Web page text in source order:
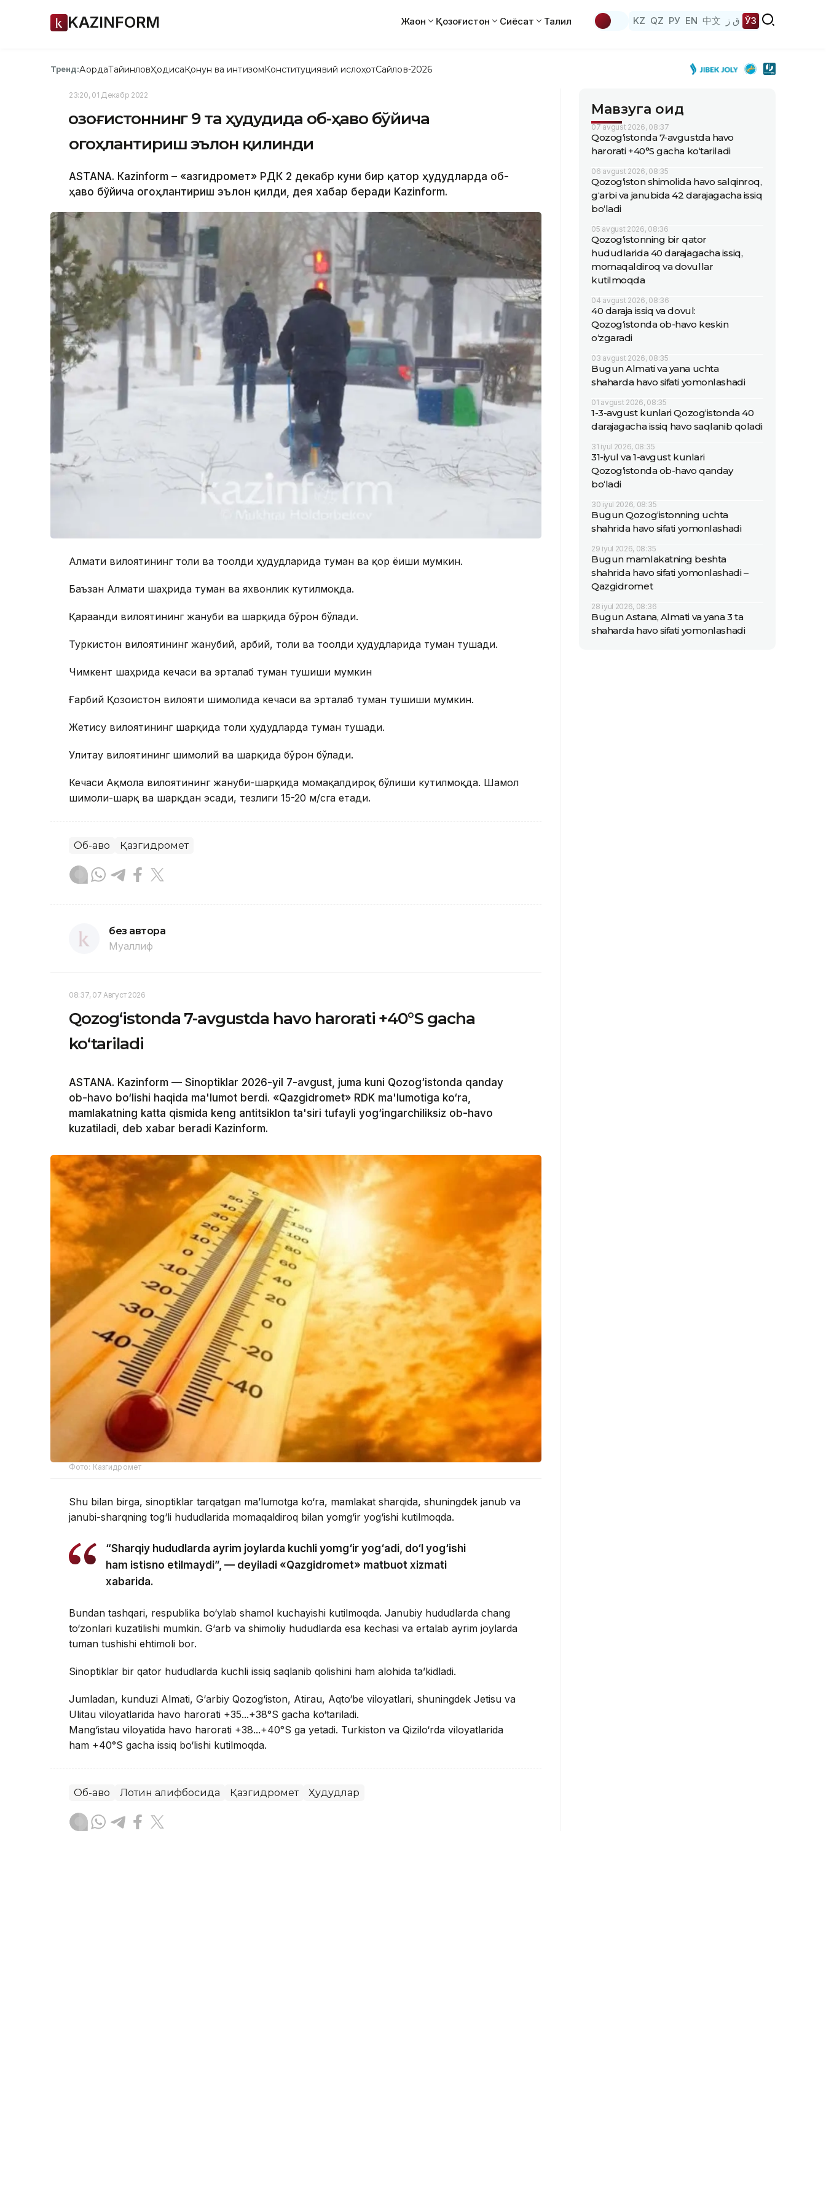
KAZINFORM Жаҳон Қозоғистон Сиёсат Таҳлил KZ QZ РУ EN 中文 ق ز ЎЗ
Тренд:АқордаТайинловҲодисаҚонун ва интизомКонституциявий ислоҳотСайлов-2026
23:20, 01 Декабр 2022
Қозоғистоннинг 9 та ҳудудида об-ҳаво бўйича
огоҳлантириш эълон қилинди
ASTANA. Кazinform – «Қазгидромет» РДК 2 декабр куни бир қатор ҳудудларда об-
ҳаво бўйича огоҳлантириш эълон қилди, дея хабар беради Kazinform.
Алмати вилоятининг тоғли ва тоғолди ҳудудларида туман ва қор ёғиши мумкин.
Баъзан Алмати шаҳрида туман ва яхвонлик кутилмоқда.
Қарағанди вилоятининг жануби ва шарқида бўрон бўлади.
Туркистон вилоятининг жанубий, ғарбий, тоғли ва тоғолди ҳудудларида туман тушади.
Чимкент шаҳрида кечаси ва эрталаб туман тушиши мумкин
Ғарбий Қозоғистон вилояти шимолида кечаси ва эрталаб туман тушиши мумкин.
Жетису вилоятининг шарқида тоғли ҳудудларда туман тушади.
Улитау вилоятининг шимолий ва шарқида бўрон бўлади.
Кечаси Ақмола вилоятининг жануби-шарқида момақалдироқ бўлиши кутилмоқда. Шамол
шимоли-шарқ ва шарқдан эсади, тезлиги 15-20 м/сга етади.
Об-ҳаво Қазгидромет
без автора
Муаллиф
08:37, 07 Август 2026
Qozog‘istonda 7-avgustda havo harorati +40°S gacha
ko‘tariladi
ASTANA. Kazinform — Sinoptiklar 2026-yil 7-avgust, juma kuni Qozog‘istonda qanday
ob-havo bo‘lishi haqida ma'lumot berdi. «Qazgidromet» RDK ma'lumotiga ko‘ra,
mamlakatning katta qismida keng antitsiklon ta'siri tufayli yog‘ingarchiliksiz ob-havo
kuzatiladi, deb xabar beradi Kazinform.
Фото: Казгидромет
Shu bilan birga, sinoptiklar tarqatgan ma’lumotga ko‘ra, mamlakat sharqida, shuningdek janub va
janubi-sharqning tog‘li hududlarida momaqaldiroq bilan yomg‘ir yog‘ishi kutilmoqda.
“Sharqiy hududlarda ayrim joylarda kuchli yomg‘ir yog‘adi, do‘l yog‘ishi
ham istisno etilmaydi”, — deyiladi «Qazgidromet» matbuot xizmati
xabarida.
Bundan tashqari, respublika bo‘ylab shamol kuchayishi kutilmoqda. Janubiy hududlarda chang
to‘zonlari kuzatilishi mumkin. G‘arb va shimoliy hududlarda esa kechasi va ertalab ayrim joylarda
tuman tushishi ehtimoli bor.
Sinoptiklar bir qator hududlarda kuchli issiq saqlanib qolishini ham alohida ta’kidladi.
Jumladan, kunduzi Almati, G‘arbiy Qozog‘iston, Atirau, Aqto‘be viloyatlari, shuningdek Jetisu va
Ulitau viloyatlarida havo harorati +35...+38°S gacha ko‘tariladi.
Mang‘istau viloyatida havo harorati +38...+40°S ga yetadi. Turkiston va Qizilo‘rda viloyatlarida
ham +40°S gacha issiq bo‘lishi kutilmoqda.
Об-ҳаво Лотин алифбосида Қазгидромет Ҳудудлар
Мавзуга оид
07 avgust 2026, 08:37
Qozog‘istonda 7-avgustda havo
harorati +40°S gacha ko‘tariladi
06 avgust 2026, 08:35
Qozog‘iston shimolida havo salqinroq,
g‘arbi va janubida 42 darajagacha issiq
bo‘ladi
05 avgust 2026, 08:36
Qozog‘istonning bir qator
hududlarida 40 darajagacha issiq,
momaqaldiroq va dovullar
kutilmoqda
04 avgust 2026, 08:36
40 daraja issiq va dovul:
Qozog‘istonda ob-havo keskin
o‘zgaradi
03 avgust 2026, 08:35
Bugun Almati va yana uchta
shaharda havo sifati yomonlashadi
01 avgust 2026, 08:35
1-3-avgust kunlari Qozog‘istonda 40
darajagacha issiq havo saqlanib qoladi
31 iyul 2026, 08:35
31-iyul va 1-avgust kunlari
Qozog‘istonda ob-havo qanday
bo‘ladi
30 iyul 2026, 08:35
Bugun Qozog‘istonning uchta
shahrida havo sifati yomonlashadi
29 iyul 2026, 08:35
Bugun mamlakatning beshta
shahrida havo sifati yomonlashadi –
Qazgidromet
28 iyul 2026, 08:36
Bugun Astana, Almati va yana 3 ta
shaharda havo sifati yomonlashadi